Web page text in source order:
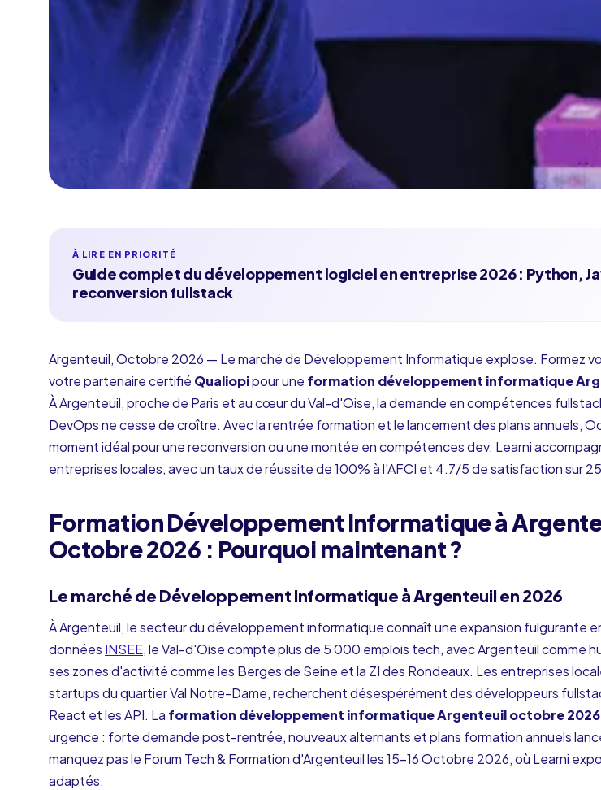
À LIRE EN PRIORITÉ
Guide complet du développement logiciel en entreprise 2026 : Python,
reconversion fullstack
Argenteuil, Octobre 2026 — Le marché de Développement Informatique explose. Formez
votre partenaire certifié Qualiopipour une formation développement informatique
À Argenteuil, proche de Paris et au cœur du Val-d'Oise, la demande en compétences
DevOps ne cesse de croître. Avec la rentrée formation et le lancement des plans annuels,
moment idéal pour une reconversion ou une montée en compétences dev. Learni
entreprises locales, avec un taux de réussite de 100% à l'AFCI et 4.7/5 de satisfaction sur
Formation Développement Informatique à
Octobre 2026 : Pourquoi maintenant ?
Le marché de Développement Informatique à Argenteuil en 2026
À Argenteuil, le secteur du développement informatique connaît une expansion fulgurante
données INSEE, le Val-d'Oise compte plus de 5 000 emplois tech, avec Argenteuil comme
ses zones d'activité comme les Berges de Seine et la ZI des Rondeaux. Les entreprises
startups du quartier Val Notre-Dame, recherchent désespérément des développeurs
React et les API. La formation développement informatique Argenteuil octobre 2026
urgence : forte demande post-rentrée, nouveaux alternants et plans formation annuels
manquez pas le Forum Tech & Formation d'Argenteuil les 15-16 Octobre 2026, où Learni
adaptés.